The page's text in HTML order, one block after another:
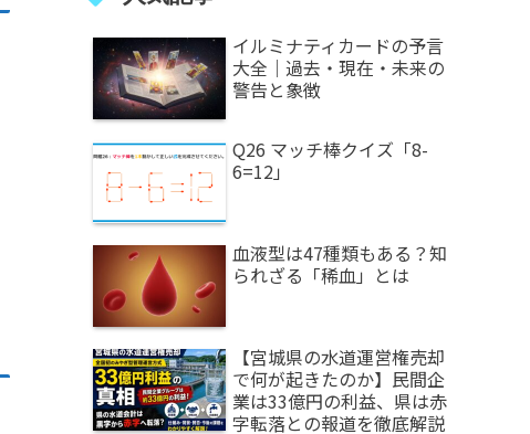
イルミナティカードの予言
大全｜過去・現在・未来の
警告と象徴
Q26 マッチ棒クイズ「8-
6=12」
血液型は47種類もある？知
られざる「稀血」とは
【宮城県の水道運営権売却
で何が起きたのか】民間企
業は33億円の利益、県は赤
字転落との報道を徹底解説